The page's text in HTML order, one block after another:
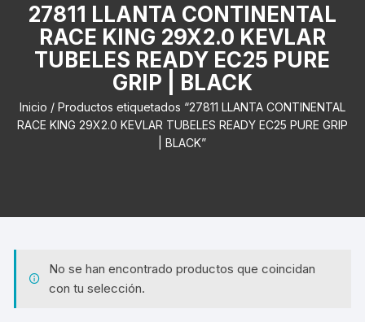
27811 LLANTA CONTINENTAL
RACE KING 29X2.0 KEVLAR
TUBELES READY EC25 PURE
GRIP | BLACK
Inicio / Productos etiquetados “27811 LLANTA CONTINENTAL
RACE KING 29X2.0 KEVLAR TUBELES READY EC25 PURE GRIP
| BLACK”
No se han encontrado productos que coincidan
con tu selección.